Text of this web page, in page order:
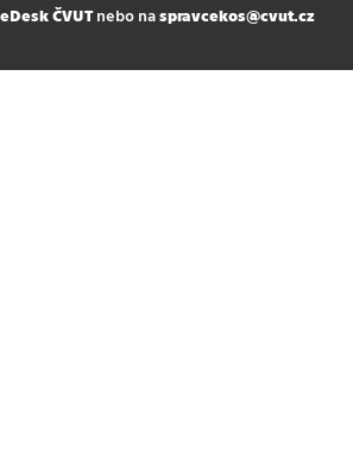
ČVUTnebo naspravcekos@cvut.cz